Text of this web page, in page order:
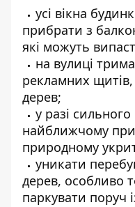
усі вікна
прибрати з
які можуть
на вулиці
рекламних щитів,
дерев;
у разі сильного
найближчому
природному
уникати
дерев, особливо
паркувати поруч